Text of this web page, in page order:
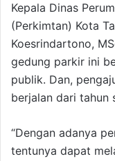
Kepala Dinas
(Perkimtan) Kota
Koesrindartono,
gedung parkir ini
publik. Dan,
berjalan dari tahun
“Dengan adanya
tentunya dapat